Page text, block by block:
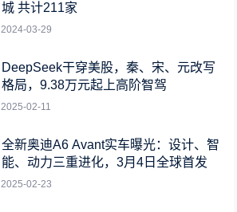
城 共计211家
2024-03-29
DeepSeek干穿美股，秦、宋、元改写
格局，9.38万元起上高阶智驾
2025-02-11
全新奥迪A6 Avant实车曝光：设计、智
能、动力三重进化，3月4日全球首发
2025-02-23